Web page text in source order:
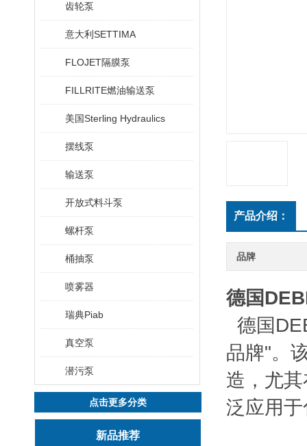
齿轮泵
意大利SETTIMA
FLOJET隔膜泵
FILLRITE燃油输送泵
美国Sterling Hydraulics
摆线泵
输送泵
开放式料斗泵
螺杆泵
桶抽泵
喷雾器
瑞典Piab
真空泵
潜污泵
点击更多分类
新品推荐
产品介绍：
品牌
德国
德国
品牌"。
造，尤
泛应用